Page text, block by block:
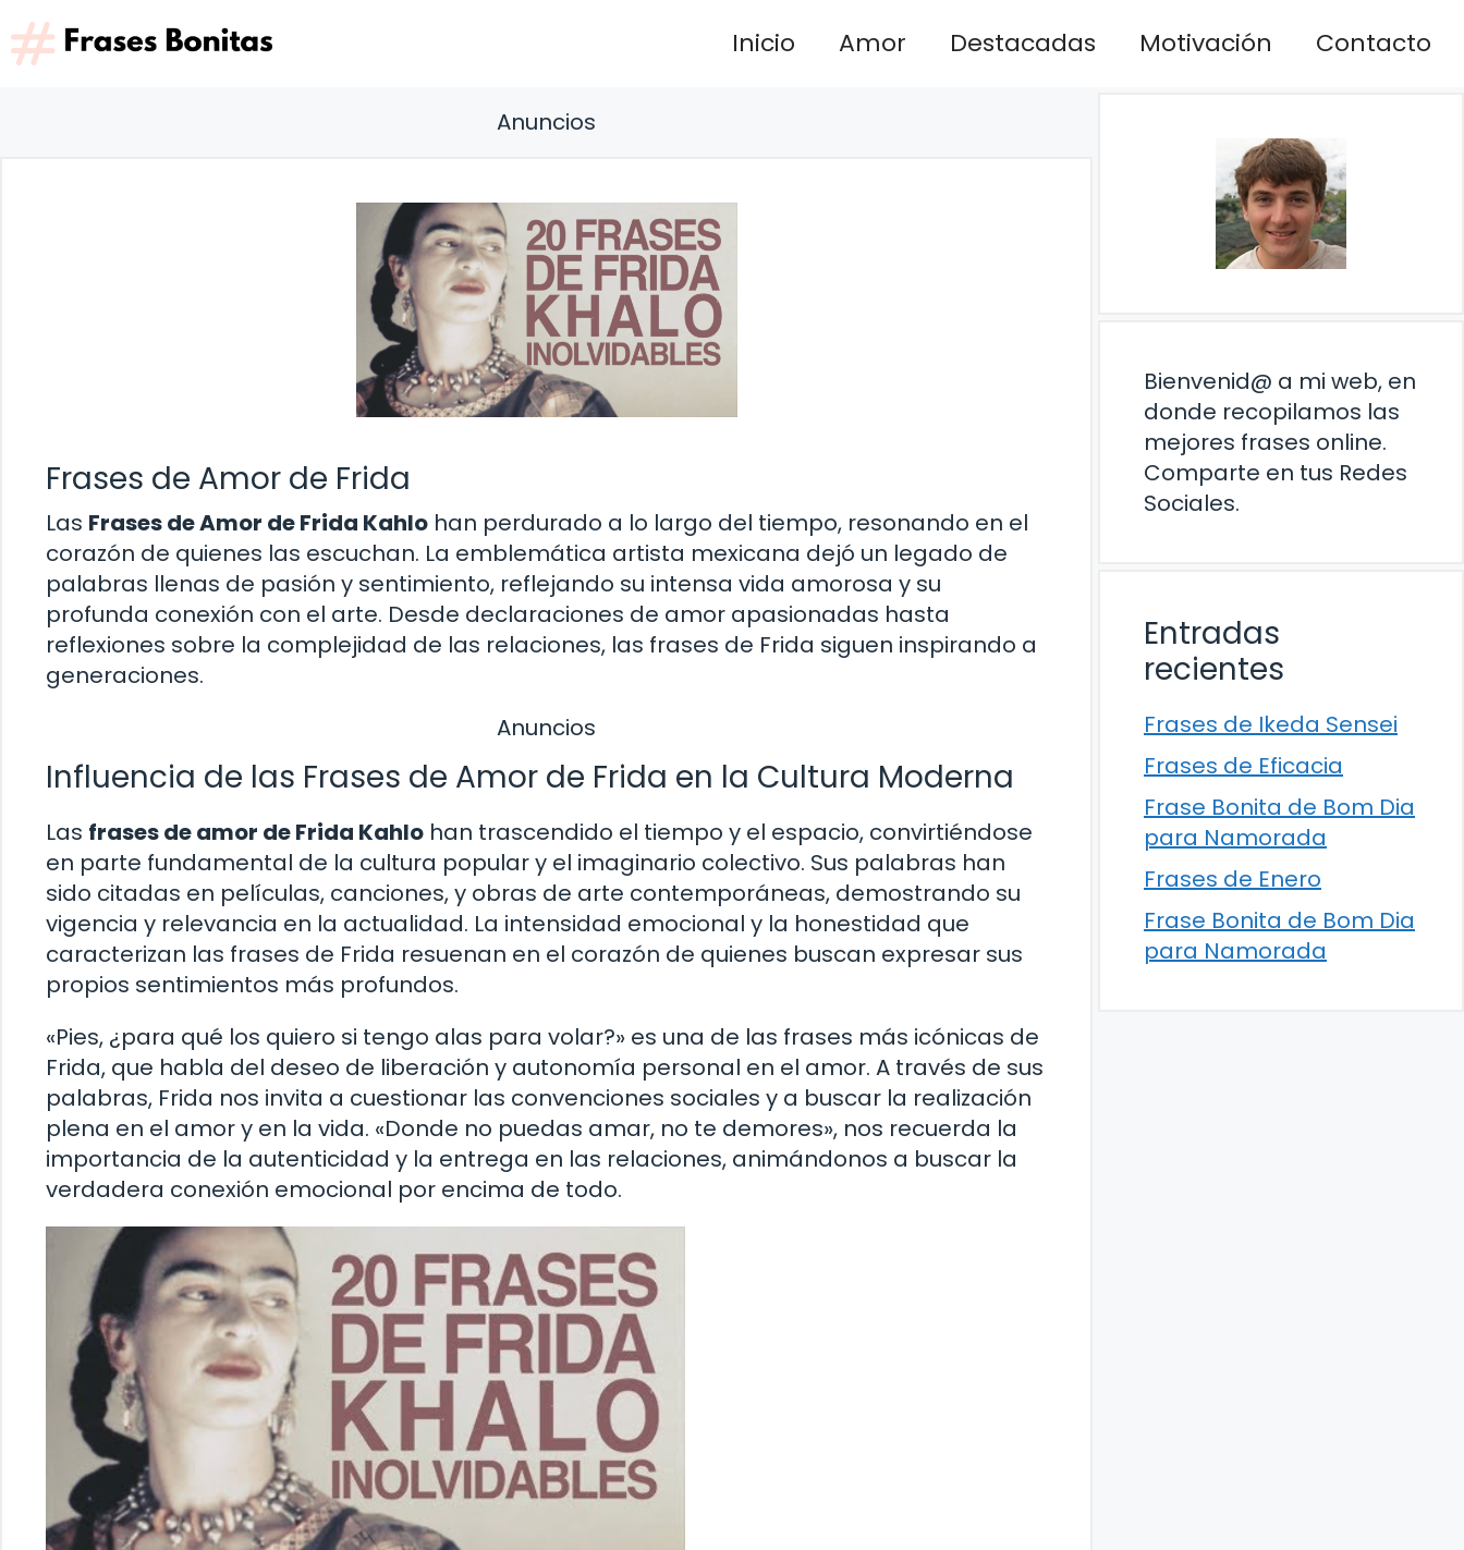
Saltar
al
contenido
Inicio Amor Destacadas Motivación Contacto
Anuncios
Frases de Amor de Frida
Las Frases de Amor de Frida Kahlo han perdurado a lo largo del tiempo, resonando en el
corazón de quienes las escuchan. La emblemática artista mexicana dejó un legado de
palabras llenas de pasión y sentimiento, reflejando su intensa vida amorosa y su
profunda conexión con el arte. Desde declaraciones de amor apasionadas hasta
reflexiones sobre la complejidad de las relaciones, las frases de Frida siguen inspirando a
generaciones.
Anuncios
Influencia de las Frases de Amor de Frida en la Cultura Moderna
Las frases de amor de Frida Kahlo han trascendido el tiempo y el espacio, convirtiéndose
en parte fundamental de la cultura popular y el imaginario colectivo. Sus palabras han
sido citadas en películas, canciones, y obras de arte contemporáneas, demostrando su
vigencia y relevancia en la actualidad. La intensidad emocional y la honestidad que
caracterizan las frases de Frida resuenan en el corazón de quienes buscan expresar sus
propios sentimientos más profundos.
«Pies, ¿para qué los quiero si tengo alas para volar?» es una de las frases más icónicas de
Frida, que habla del deseo de liberación y autonomía personal en el amor. A través de sus
palabras, Frida nos invita a cuestionar las convenciones sociales y a buscar la realización
plena en el amor y en la vida. «Donde no puedas amar, no te demores», nos recuerda la
importancia de la autenticidad y la entrega en las relaciones, animándonos a buscar la
verdadera conexión emocional por encima de todo.
Bienvenid@ a mi web, en
donde recopilamos las
mejores frases online.
Comparte en tus Redes
Sociales.
Entradas
recientes
Frases de Ikeda Sensei
Frases de Eficacia
Frase Bonita de Bom Dia
para Namorada
Frases de Enero
Frase Bonita de Bom Dia
para Namorada